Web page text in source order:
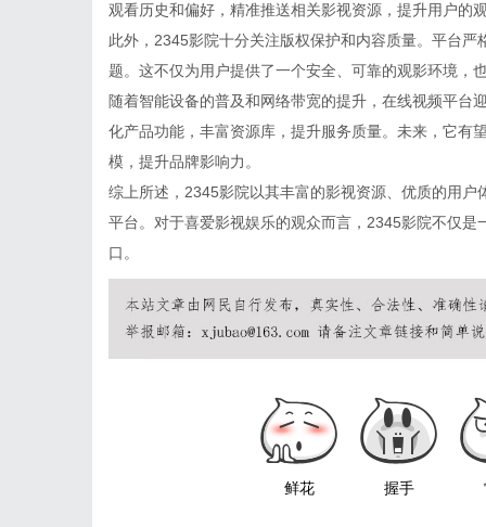
观看历史和偏好，精准推送相关影视资源，提升用户的
此外，2345影院十分关注版权保护和内容质量。平台
题。这不仅为用户提供了一个安全、可靠的观影环境，
随着智能设备的普及和网络带宽的提升，在线视频平台
化产品功能，丰富资源库，提升服务质量。未来，它有
模，提升品牌影响力。
综上所述，2345影院以其丰富的影视资源、优质的用
平台。对于喜爱影视娱乐的观众而言，2345影院不仅
口。
鲜花 握手